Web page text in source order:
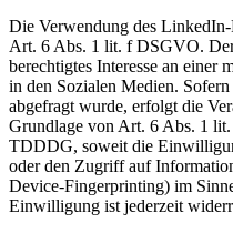
Die Verwendung des
Art. 6 Abs. 1 lit. f DSGVO.
berechtigtes Interesse an einer
in den Sozialen Medien.
abgefragt wurde, erfolgt die
Grundlage von Art. 6 Abs. 1
TDDDG, soweit die
oder den Zugriff auf
Device-Fingerprinting) im
Einwilligung ist jederzeit